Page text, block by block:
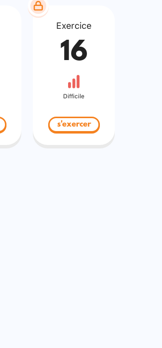
Exercice
16
Difficile
s'exercer